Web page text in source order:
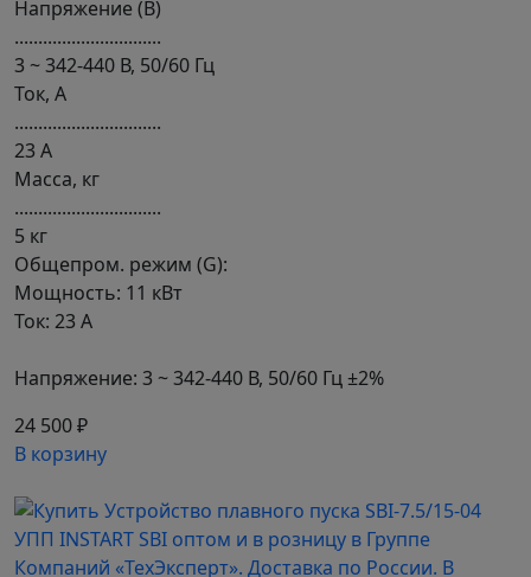
Напряжение (В)
...............................
3 ~ 342-440 В, 50/60 Гц
Ток, А
...............................
23 А
Масса, кг
...............................
5 кг
Общепром. режим (G):
Мощность: 11 кВт
Ток: 23 А
Напряжение: 3 ~ 342-440 В, 50/60 Гц ±2%
24 500 ₽
В корзину